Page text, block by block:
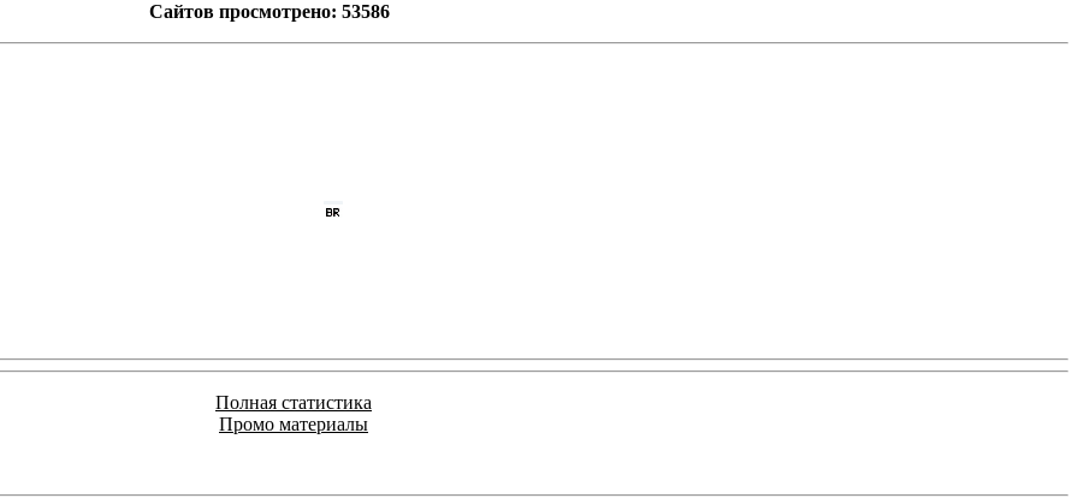
Сайтов просмотрено: 53586
Полная статистика
Промо материалы